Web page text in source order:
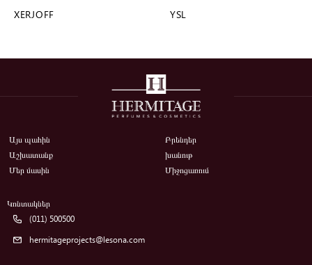
XERJOFF YSL
Այս պահին
Աշխատանք
Մեր մասին
Բրենդեր
խանութ
Միջոցառում
Կոնտակներ
(011) 500500
hermitageprojects@lesona.com